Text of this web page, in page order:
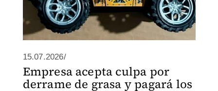
15.07.2026/
Empresa acepta culpa por
derrame de grasa y pagará los